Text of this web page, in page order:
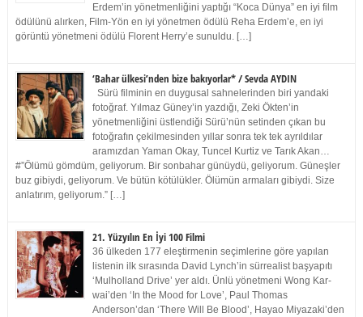
Erdem’in yönetmenliğini yaptığı “Koca Dünya” en iyi film
ödülünü alırken, Film-Yön en iyi yönetmen ödülü Reha Erdem’e, en iyi
görüntü yönetmeni ödülü Florent Herry’e sunuldu. […]
‘Bahar ülkesi’nden bize bakıyorlar* / Sevda AYDIN
Sürü filminin en duygusal sahnelerinden biri yandaki
fotoğraf. Yılmaz Güney’in yazdığı, Zeki Ökten’in
yönetmenliğini üstlendiği Sürü’nün setinden çıkan bu
fotoğrafın çekilmesinden yıllar sonra tek tek ayrıldılar
aramızdan Yaman Okay, Tuncel Kurtiz ve Tarık Akan…
#”Ölümü gömdüm, geliyorum. Bir sonbahar günüydü, geliyorum. Güneşler
buz gibiydi, geliyorum. Ve bütün kötülükler. Ölümün armaları gibiydi. Size
anlatırım, geliyorum.” […]
21. Yüzyılın En İyi 100 Filmi
36 ülkeden 177 eleştirmenin seçimlerine göre yapılan
listenin ilk sırasında David Lynch’in sürrealist başyapıtı
‘Mulholland Drive’ yer aldı. Ünlü yönetmeni Wong Kar-
wai’den ‘In the Mood for Love’, Paul Thomas
Anderson’dan ‘There Will Be Blood’, Hayao Miyazaki’den